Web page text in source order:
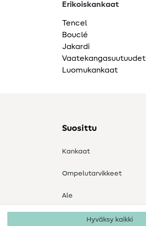
Erikoiskankaat
Tencel
Bouclé
Jakardi
Vaatekangasuutuudet
Luomukankaat
Suosittu
Kankaat
Ompelutarvikkeet
Ale
Hyväksy kaikki